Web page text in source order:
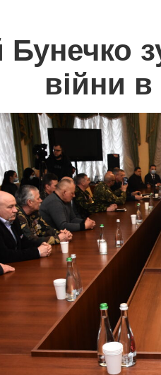
Бунечко
війни в